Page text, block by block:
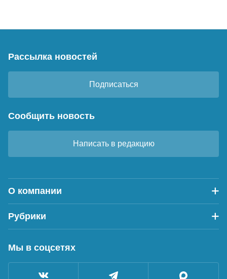
Рассылка новостей
Подписаться
Сообщить новость
Написать в редакцию
О компании
Рубрики
Мы в соцсетях